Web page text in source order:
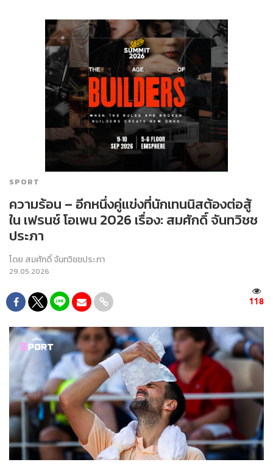
SPORT
ความร้อน – อีกหนึ่งคู่แข่งที่นักเทนนิสต้องต่อสู้
ใน เฟรนช์ โอเพน 2026 เรื่อง: สมศักดิ์ จันทวิชช
ประภา
โดย สมศักดิ์ จันทวิชชประภา
29.05.2026
118